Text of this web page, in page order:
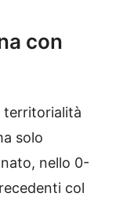
con
territorialità
solo
nello 0-
col